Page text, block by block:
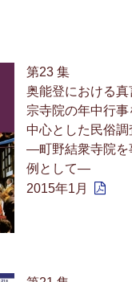
第23 集
奥能登における真
宗寺院の年中行事
中心とした民俗調
—町野結衆寺院を
例として—
2015年1月